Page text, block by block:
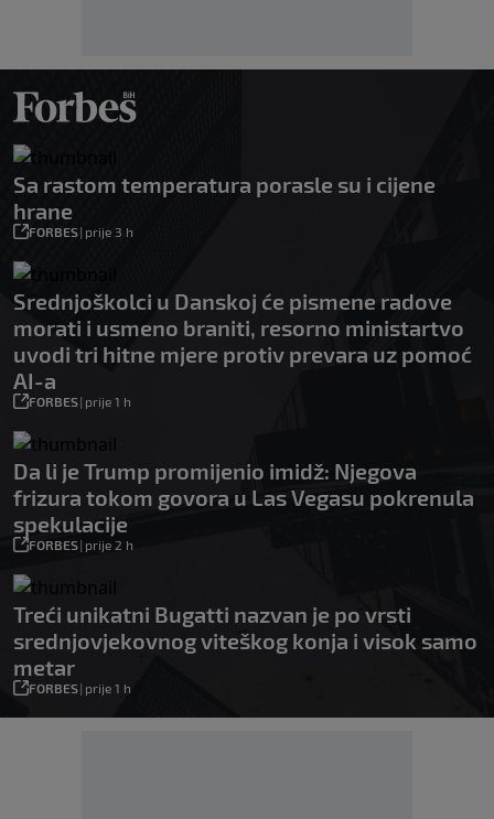
Sa rastom temperatura porasle su i cijene
hrane
FORBES| prije 3 h
Srednjoškolci u Danskoj će pismene radove
morati i usmeno braniti, resorno ministartvo
uvodi tri hitne mjere protiv prevara uz pomoć
AI-a
FORBES| prije 1 h
Da li je Trump promijenio imidž: Njegova
frizura tokom govora u Las Vegasu pokrenula
spekulacije
FORBES| prije 2 h
Treći unikatni Bugatti nazvan je po vrsti
srednjovjekovnog viteškog konja i visok samo
metar
FORBES| prije 1 h